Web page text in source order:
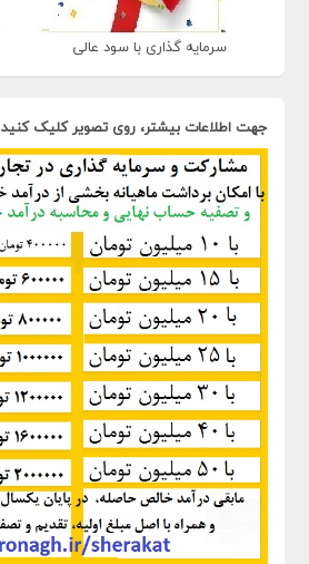
سرمایه گذاری با سود عالی
جهت اطلاعات بیشتر، روی تصویر کلیک کنید